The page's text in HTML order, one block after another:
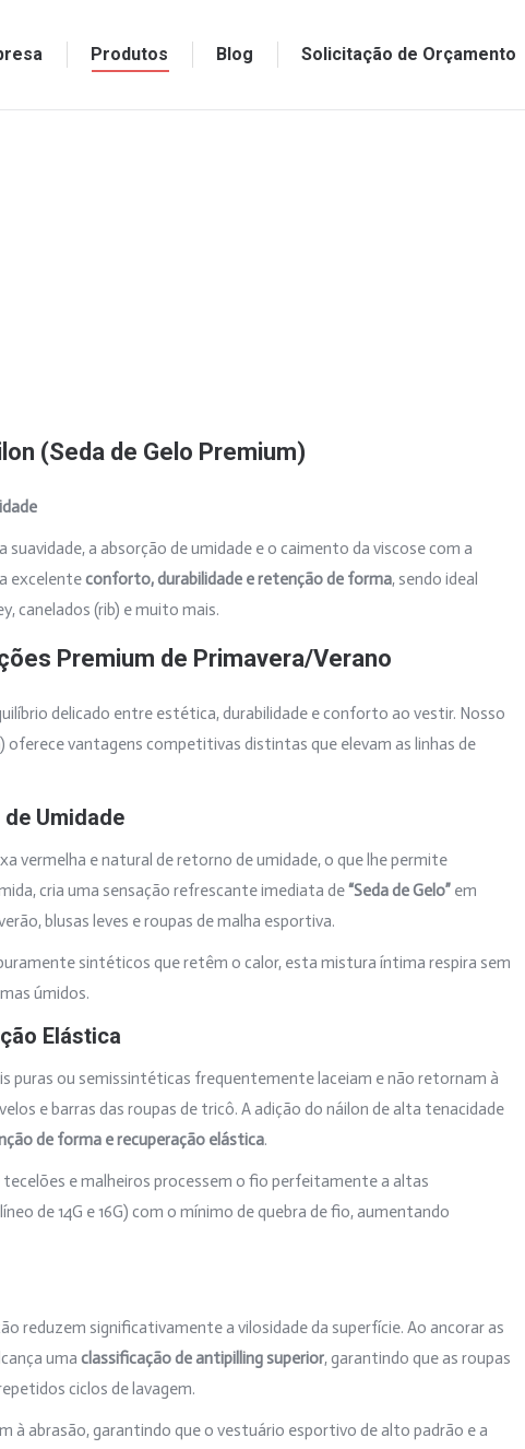
Produtos Blog Solicitação de Orçamento
(Seda de Gelo Premium)
a absorção de umidade e o caimento da viscose com a
excelenteconforto, durabilidade e retenção de forma, sendo ideal
canelados (rib) e muito mais.
Premium de Primavera/Verano
delicado entre estética, durabilidade e conforto ao vestir. Nosso
oferece vantagens competitivas distintas que elevam as linhas de
Umidade
vermelha e natural de retorno de umidade, o que lhe permite
cria uma sensação refrescante imediata de“Seda de Gelo” em
blusas leves e roupas de malha esportiva.
sintéticos que retêm o calor, esta mistura íntima respira sem
úmidos.
Elástica
puras ou semissintéticas frequentemente laceiam e não retornam à
e barras das roupas de tricô. A adição do náilon de alta tenacidade
de forma e recuperação elástica.
e malheiros processem o fio perfeitamente a altas
de 14G e 16G) com o mínimo de quebra de fio, aumentando
reduzem significativamente a vilosidade da superfície. Ao ancorar as
uma classificação de antipilling superior, garantindo que as roupas
ciclos de lavagem.
à abrasão, garantindo que o vestuário esportivo de alto padrão e a